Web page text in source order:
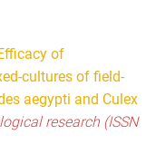
of
cultures of field-
aegypti and Culex
research (ISSN